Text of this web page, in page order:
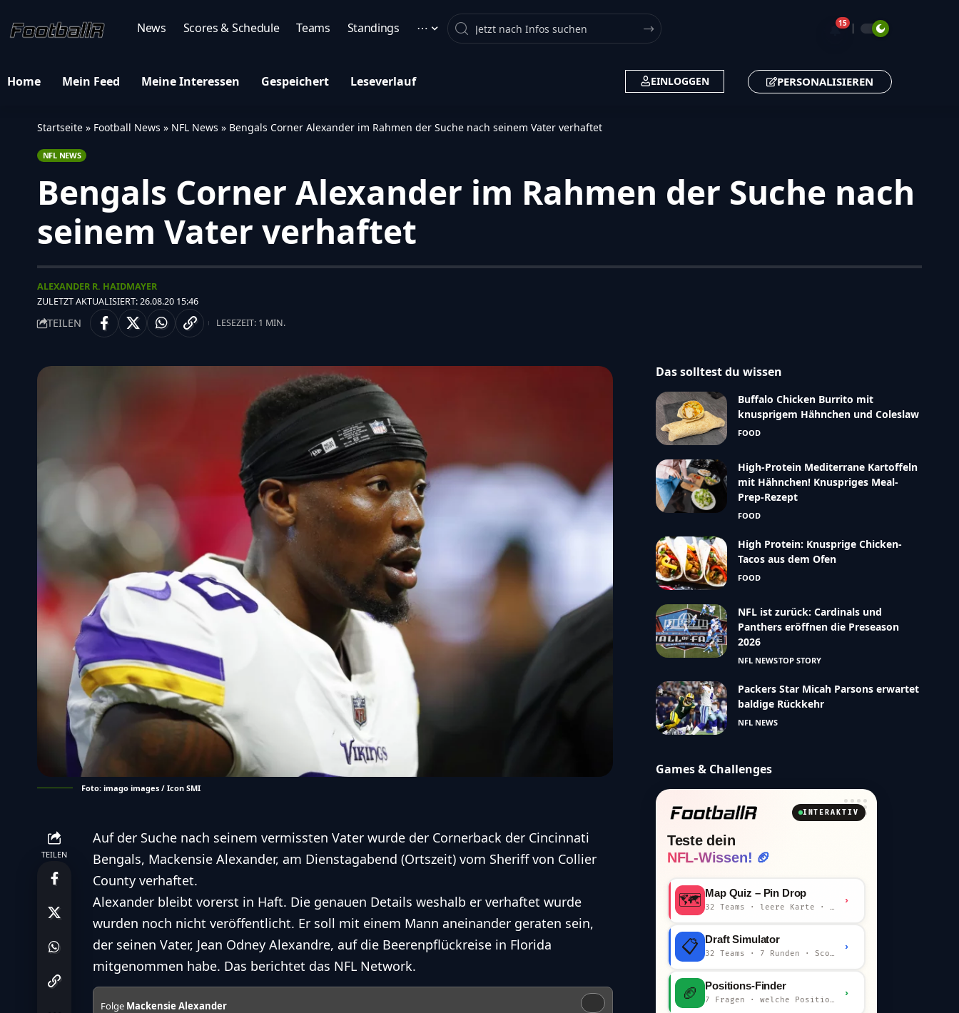
News Scores & Schedule Teams Standings ⋯ Search 🔔15
Home Mein Feed Meine Interessen Gespeichert Leseverlauf EINLOGGEN PERSONALISIEREN
Startseite » Football News » NFL News » Bengals Corner Alexander im Rahmen der Suche nach seinem Vater verhaftet
NFL NEWS
Bengals Corner Alexander im Rahmen der Suche nach
seinem Vater verhaftet
ZULETZT AKTUALISIERT: 26.08.20 15:46
ALEXANDER R. HAIDMAYER
TEILEN LESEZEIT: 1 MIN.
Foto: imago images / Icon SMI
TEILEN
Auf der Suche nach seinem vermissten Vater wurde der Cornerback der Cincinnati
Bengals, Mackensie Alexander, am Dienstagabend (Ortszeit) vom Sheriff von Collier
County verhaftet.
Alexander bleibt vorerst in Haft. Die genauen Details weshalb er verhaftet wurde
wurden noch nicht veröffentlicht. Er soll mit einem Mann aneinander geraten sein,
der seinen Vater, Jean Odney Alexandre, auf die Beerenpflückreise in Florida
mitgenommen habe. Das berichtet das NFL Network.
Folge Mackensie Alexander
Das solltest du wissen
Buffalo Chicken Burrito mit
knusprigem Hähnchen und Coleslaw
FOOD
High-Protein Mediterrane Kartoffeln
mit Hähnchen! Knuspriges Meal-
Prep-Rezept
FOOD
High Protein: Knusprige Chicken-
Tacos aus dem Ofen
FOOD
NFL ist zurück: Cardinals und
Panthers eröffnen die Preseason
2026
NFL NEWSTOP STORY
Packers Star Micah Parsons erwartet
baldige Rückkehr
NFL NEWS
Games & Challenges
INTERAKTIV
Teste dein
NFL-Wissen! 🏈
🗺️ Map Quiz – Pin Drop
32 Teams · leere Karte · km-Wertung
›
📋 Draft Simulator
32 Teams · 7 Runden · Scout-Kommentar
›
🏈 Positions-Finder
7 Fragen · welche Position bist du?
›